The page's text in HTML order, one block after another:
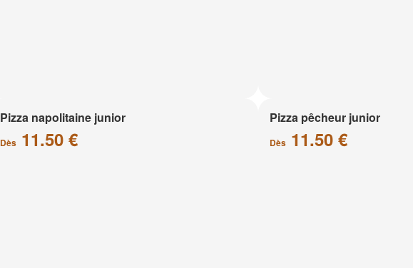
Pizza napolitaine junior
Dès11.50 €
Pizza pêcheur junior
Dès 11.50 €